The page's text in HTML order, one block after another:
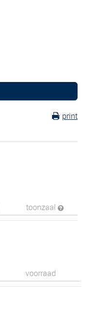
print
toonzaal
voorraad